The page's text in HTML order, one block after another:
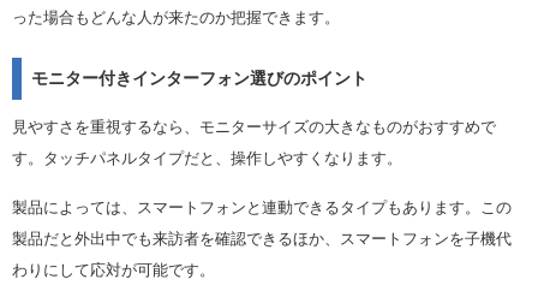
った場合もどんな人が来たのか把握できます。
モニター付きインターフォン選びのポイント
見やすさを重視するなら、モニターサイズの大きなものがおすすめで
す。タッチパネルタイプだと、操作しやすくなります。
製品によっては、スマートフォンと連動できるタイプもあります。この
製品だと外出中でも来訪者を確認できるほか、スマートフォンを子機代
わりにして応対が可能です。